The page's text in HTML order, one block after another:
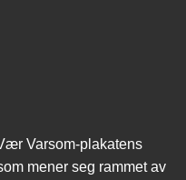
Varsom-plakatens
mener seg rammet av